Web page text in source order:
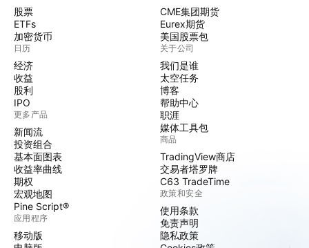
股票
ETFs
加密货币
日历
经济
收益
股利
IPO
更多产品
新闻流
投资组合
基本面图表
收益率曲线
期权
宏观地图
Pine Script®
应用程序
移动版
CME集团期货
Eurex期货
美国股票包
关于公司
我们是谁
太空任务
博客
帮助中心
职涯
媒体工具包
商品
TradingView商店
交易者塔罗牌
C63 TradeTime
政策和安全
使用条款
免责声明
隐私政策